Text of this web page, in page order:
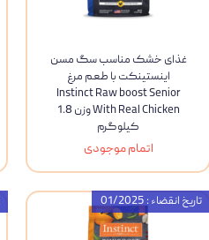
غذای خشک مناسب سگ مسن
اینستینکت با طعم مرغ
Instinct Raw boost Senior
With Real Chicken وزن 1.8
کیلوگرم
اتمام موجودی
تاریخ انقضاء : 01/2025